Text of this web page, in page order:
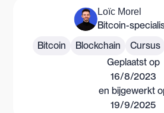
Loïc Morel
Bitcoin-
Bitcoin
Blockchain Cursus
Geplaatst op
16/8/2023
en bijgewerkt
19/9/2025